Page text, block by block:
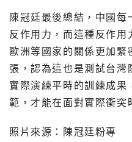
陳冠廷最後總結，中國
反作用力，而這種反作用
歐洲等國家的關係更加緊
張，認為這也是測試台灣
實際演練平時的訓練成果
範，才能在面對實際衝突
照片來源：陳冠廷粉專